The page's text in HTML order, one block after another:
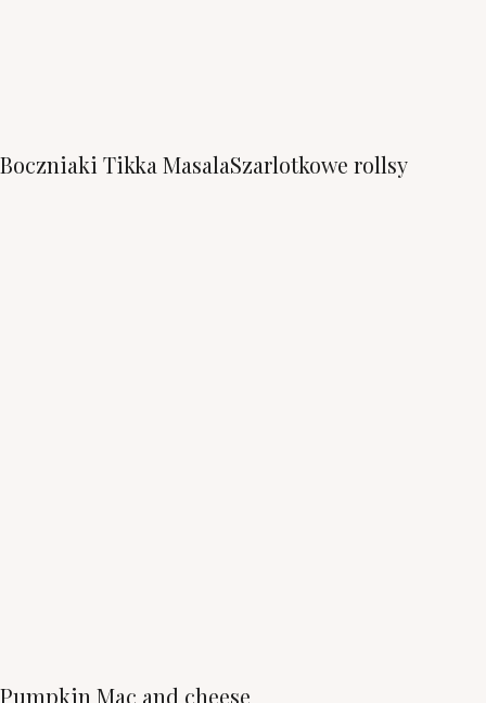
Boczniaki Tikka MasalaSzarlotkowe rollsy
Pumpkin Mac and cheese